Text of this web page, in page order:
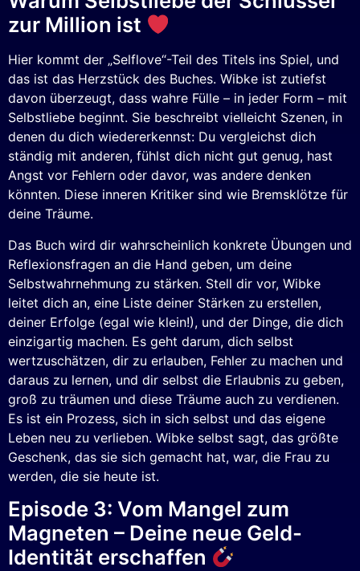
zur Million ist
Hier kommt der „Selflove“-Teil des Titels ins Spiel, und
das ist das Herzstück des Buches. Wibke ist zutiefst
davon überzeugt, dass wahre Fülle – in jeder Form – mit
Selbstliebe beginnt. Sie beschreibt vielleicht Szenen, in
denen du dich wiedererkennst: Du vergleichst dich
ständig mit anderen, fühlst dich nicht gut genug, hast
Angst vor Fehlern oder davor, was andere denken
könnten. Diese inneren Kritiker sind wie Bremsklötze für
deine Träume.
Das Buch wird dir wahrscheinlich konkrete Übungen und
Reflexionsfragen an die Hand geben, um deine
Selbstwahrnehmung zu stärken. Stell dir vor, Wibke
leitet dich an, eine Liste deiner Stärken zu erstellen,
deiner Erfolge (egal wie klein!), und der Dinge, die dich
einzigartig machen. Es geht darum, dich selbst
wertzuschätzen, dir zu erlauben, Fehler zu machen und
daraus zu lernen, und dir selbst die Erlaubnis zu geben,
groß zu träumen und diese Träume auch zu verdienen.
Es ist ein Prozess, sich in sich selbst und das eigene
Leben neu zu verlieben. Wibke selbst sagt, das größte
Geschenk, das sie sich gemacht hat, war, die Frau zu
werden, die sie heute ist.
Episode 3: Vom Mangel zum
Magneten – Deine neue Geld-
Identität erschaffen